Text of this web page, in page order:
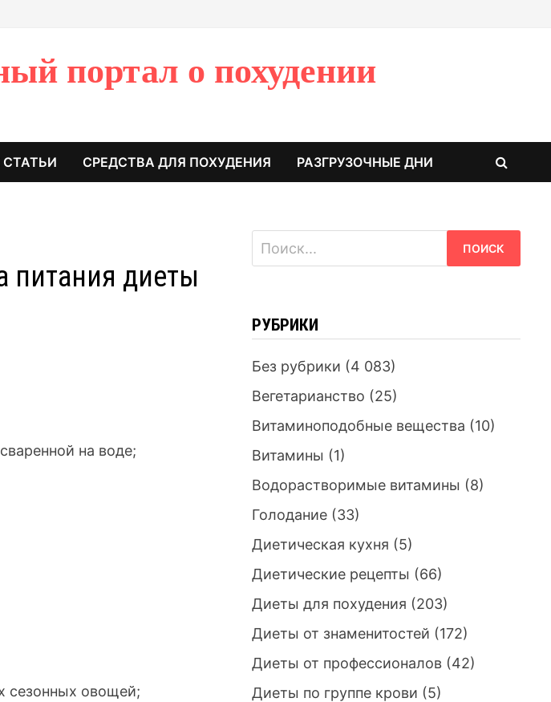
портал о похудении
СРЕДСТВА ДЛЯ ПОХУДЕНИЯ РАЗГРУЗОЧНЫЕ ДНИ
питания диеты
на воде;
сезонных овощей;
Найти:
РУБРИКИ
Без рубрики (4 083)
Вегетарианство (25)
Витаминоподобные вещества (10)
Витамины (1)
Водорастворимые витамины (8)
Голодание(33)
Диетическая кухня (5)
Диетические рецепты (66)
Диеты для похудения (203)
Диеты от знаменитостей (172)
Диеты от профессионалов(42)
Диеты по группе крови (5)